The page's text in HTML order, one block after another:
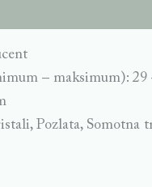
– maksimum): 29
Pozlata, Somotna